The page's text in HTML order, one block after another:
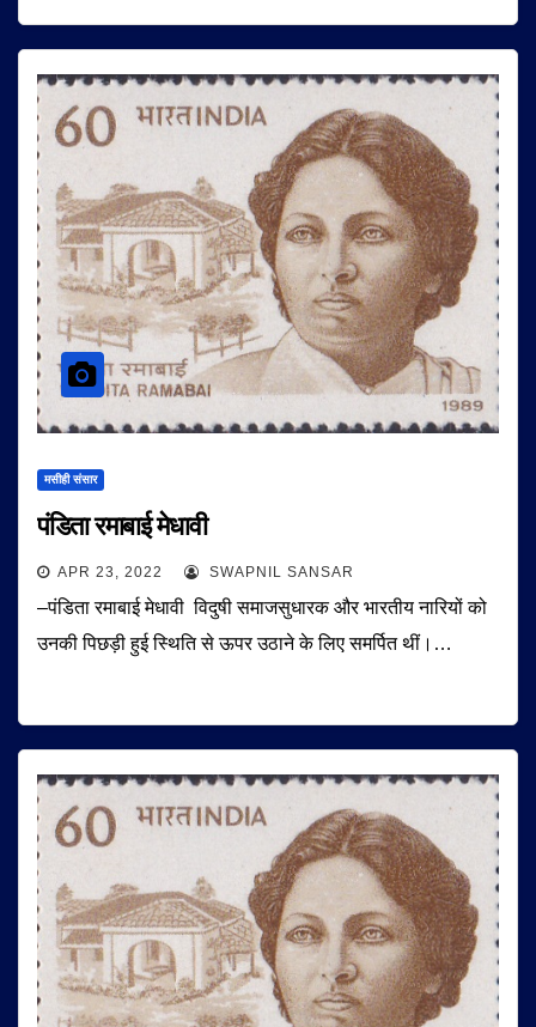
मसीही संसार
पंडिता रमाबाई मेधावी
APR 23, 2022 SWAPNIL SANSAR
–पंडिता रमाबाई मेधावी विदुषी समाजसुधारक और भारतीय नारियों को
उनकी पिछड़ी हुई स्थिति से ऊपर उठाने के लिए समर्पित थीं।…